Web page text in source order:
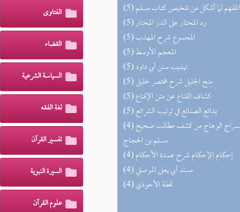
(5) المفهم لما أشكل من تلخيص كتاب مسلم
(5) رد المحتار على الدر المختار
(5) المجموع شرح المهذب
(5) المعجم الأوسط
(5) تهذيب سنن أبي داود
(5) منح الجليل شرح مختصر خليل
(5) كشاف القناع عن متن الإقناع
(5) بدائع الصنائع في ترتيب الشرائع
(4) السراج الوهاج من كشف مطالب صحيح
مسلم بن الحجاج
(4) إحكام الإحكام شرح عمدة الأحكام
(4) مسند أبي يعلى الموصلي
(4) تحفة الأحوذي
الفتاوى
القضاء
السياسة الشرعية
لغة الفقه
تفسير القرآن
السيرة النبوية
علوم القرآن